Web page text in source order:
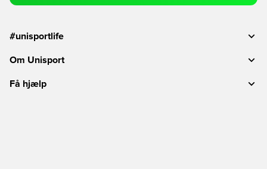
#unisportlife
Om Unisport
Få hjælp